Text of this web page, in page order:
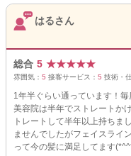
はるさん
総合 5 ★★★★★
雰囲気： 5 接客サービス： 5 技術・
1年半ぐらい通っています！
美容院は半年でストレートか
トレートして半年以上持ちま
ませんでしたがフェイスライ
って今の髪に満足してます